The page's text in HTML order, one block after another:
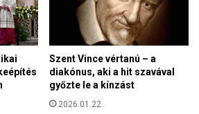
Szent Vince vértanú – a
diakónus, aki a hit szavával
győzte le a kínzást
2026.01.22.